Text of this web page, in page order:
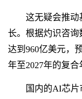
这无疑会推
长。根据灼识咨
达到960亿美元，
年至2027年的复合
国内的AI芯